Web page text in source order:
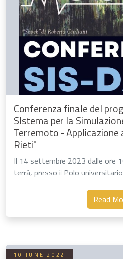
Conferenza finale del
SIstema per la
Terremoto - Applicazione
Rieti"
Il 14 settembre 2023 dalle ore
terrà, presso il Polo
all’argomento, alla comunità
Read
10 JUNE 2022